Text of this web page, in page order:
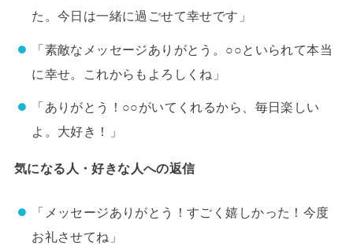
た。今日は一緒に過ごせて幸せです」
「素敵なメッセージありがとう。○○といられて本当
に幸せ。これからもよろしくね」
「ありがとう！○○がいてくれるから、毎日楽しい
よ。大好き！」
気になる人・好きな人への返信
「メッセージありがとう！すごく嬉しかった！今度
お礼させてね」